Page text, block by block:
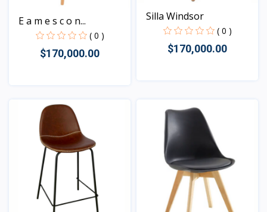
E a m e s c o n...
( 0 )
$170,000.00
Silla Windsor
( 0 )
$170,000.00